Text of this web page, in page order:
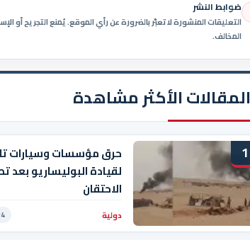
ضوابط النشر
التعليقات المنشورة لا تعبّر بالضرورة عن رأي الموقع. يُمنع التجريح
المخالف.
المقالات الأكثر مشاهدة
1
حرق مؤسسات وسيارات
لقيادة البوليساريو بعد
الاحتقان
دولية